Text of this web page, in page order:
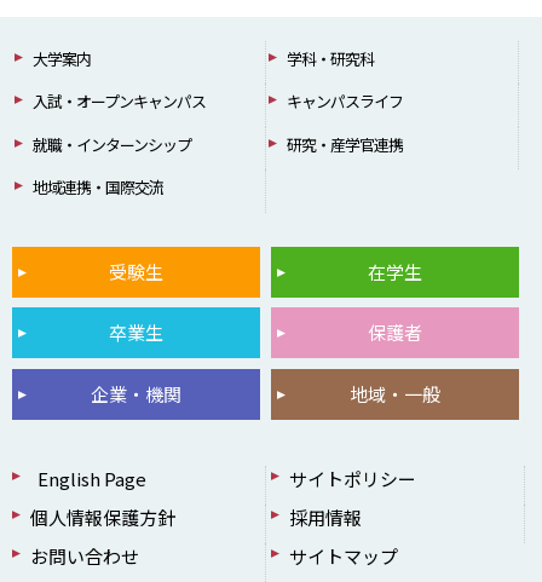
大学案内
学科・研究科
入試・オープンキャンパス
キャンパスライフ
就職・インターンシップ
研究・産学官連携
地域連携・国際交流
受験生 在学生
卒業生 保護者
企業・機関 地域・一般
English Page
サイトポリシー
個人情報保護方針
採用情報
お問い合わせ
サイトマップ